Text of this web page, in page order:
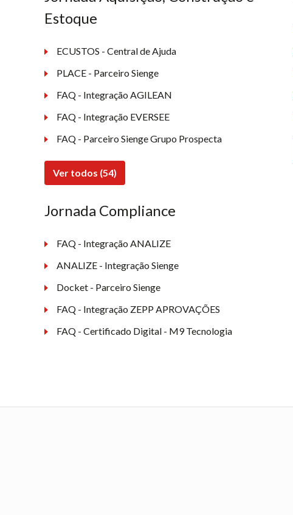
Estoque
ECUSTOS - Central de Ajuda
PLACE - Parceiro Sienge
FAQ - Integração AGILEAN
FAQ - Integração EVERSEE
FAQ - Parceiro Sienge Grupo Prospecta
Ver todos (54)
Jornada Compliance
FAQ - Integração ANALIZE
ANALIZE - Integração Sienge
Docket - Parceiro Sienge
FAQ - Integração ZEPP APROVAÇÕES
FAQ - Certificado Digital - M9 Tecnologia